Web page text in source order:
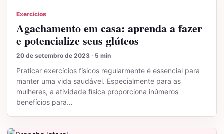
Exercícios
Agachamento em casa: aprenda a fazer
e potencialize seus glúteos
20 de setembro de 2023 · 5 min
Praticar exercícios físicos regularmente é essencial para
manter uma vida saudável. Especialmente para as
mulheres, a atividade física proporciona inúmeros
benefícios para…